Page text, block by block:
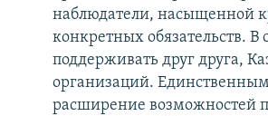
наблюдатели, насыщенной
конкретных обязательств.
поддерживать друг друга,
организаций.
расширение возможностей